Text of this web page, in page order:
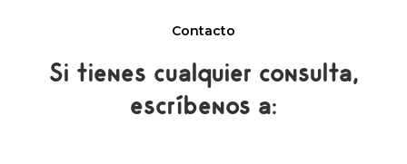
Contacto
Si tienes cualquier consulta,
escríbenos a: